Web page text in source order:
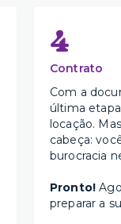
4
Contrato
Com a
última
locação.
cabeça:
burocracia
Pronto!
preparar a